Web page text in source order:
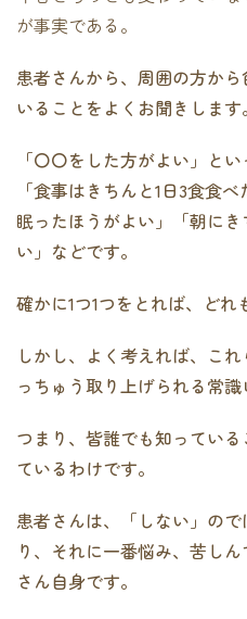
が事実である。
患者さんから、周囲の方か
いることをよくお聞きします。
「〇〇をした方がよい」と
「食事はきちんと1日3食食
眠ったほうがよい」「朝に
い」などです。
確かに1つ1つをとれば、どれ
しかし、よく考えれば、こ
っちゅう取り上げられる常識
つまり、皆誰でも知ってい
ているわけです。
患者さんは、「しない」の
り、それに一番悩み、苦し
さん自身です。